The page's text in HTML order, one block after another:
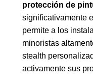
protección de
significativamente
permite a los
minoristas
stealth
activamente sus